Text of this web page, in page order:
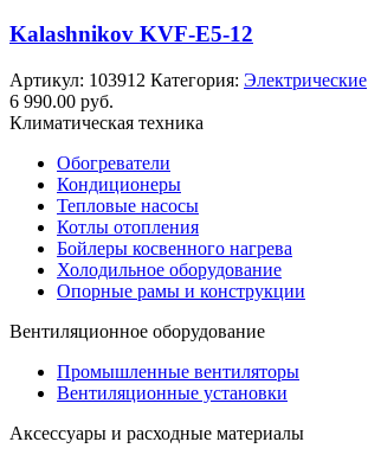
Kalashnikov KVF-E5-12
Артикул: 103912 Категория: Электрические
6 990.00 руб.
Климатическая техника
Обогреватели
Кондиционеры
Тепловые насосы
Котлы отопления
Бойлеры косвенного нагрева
Холодильное оборудование
Опорные рамы и конструкции
Вентиляционное оборудование
Промышленные вентиляторы
Вентиляционные установки
Аксессуары и расходные материалы